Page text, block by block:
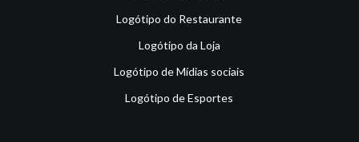
Logótipo do Restaurante
Logótipo da Loja
Logótipo de Mídias sociais
Logótipo de Esportes